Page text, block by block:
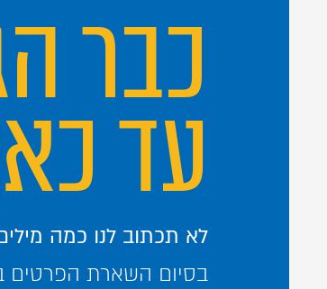
כבר
עד
לא תכתוב לנו כמה
בסיום השארת הפרטים